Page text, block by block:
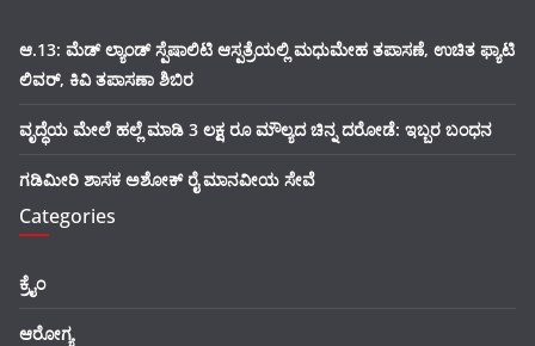
ಆ.13: ಮೆಡ್ ಲ್ಯಾಂಡ್ ಸ್ಪೆಷಾಲಿಟಿ ಆಸ್ಪತ್ರೆಯಲ್ಲಿ ಮಧುಮೇಹ ತಪಾಸಣೆ, ಉಚಿತ ಫ್ಯಾಟಿ
ಲಿವರ್, ಕಿವಿ ತಪಾಸಣಾ ಶಿಬಿರ
ವೃದ್ಧೆಯ ಮೇಲೆ ಹಲ್ಲೆ ಮಾಡಿ 3 ಲಕ್ಷ ರೂ ಮೌಲ್ಯದ ಚಿನ್ನ ದರೋಡೆ: ಇಬ್ಬರ ಬಂಧನ
ಗಡಿಮೀರಿ ಶಾಸಕ ಅಶೋಕ್ ರೈ ಮಾನವೀಯ ಸೇವೆ
Categories
ಕ್ರೈಂ
ಆರೋಗ್ಯ